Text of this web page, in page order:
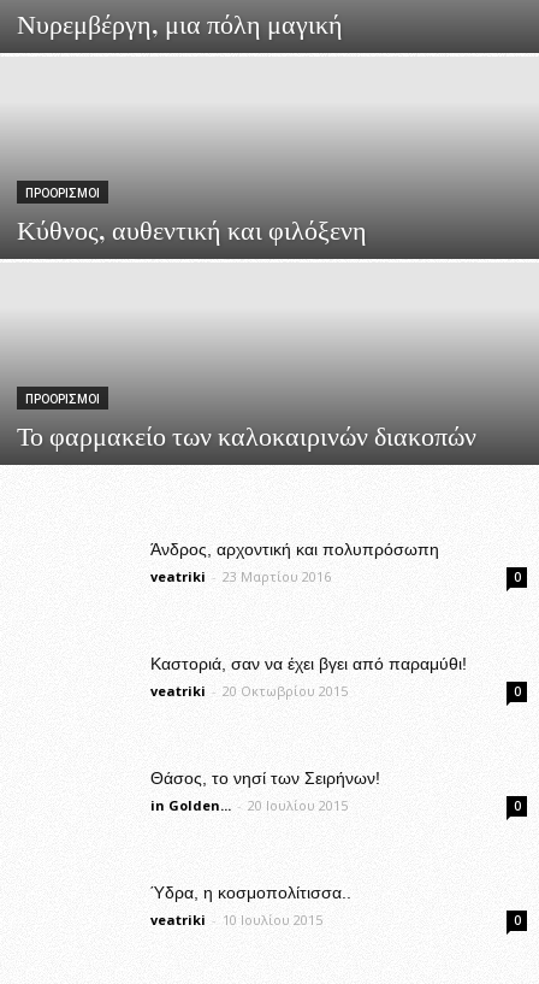
Νυρεμβέργη, μια πόλη μαγική
ΠΡΟΟΡΙΣΜΟΊ
Κύθνος, αυθεντική και φιλόξενη
ΠΡΟΟΡΙΣΜΟΊ
Το φαρμακείο των καλοκαιρινών διακοπών
Άνδρος, αρχοντική και πολυπρόσωπη
veatriki - 23 Μαρτίου 2016 0
Καστοριά, σαν να έχει βγει από παραμύθι!
veatriki - 20 Οκτωβρίου 2015 0
Θάσος, το νησί των Σειρήνων!
in Golden... - 20 Ιουλίου 2015 0
Ύδρα, η κοσμοπολίτισσα..
veatriki - 10 Ιουλίου 2015 0